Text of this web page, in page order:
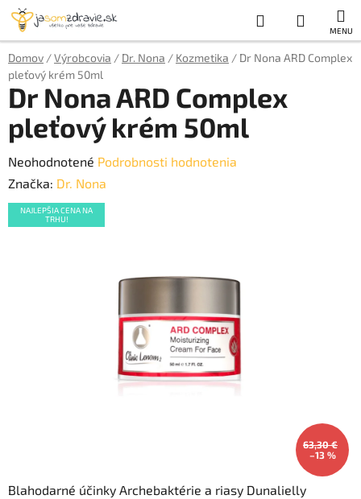
Prejsť
obsah
Hľadať
KOŠÍK
Domov /Výrobcovia / Dr. Nona / Kozmetika / Dr Nona ARD Complex
pleťový krém 50ml
Blahodarné účinky Archebaktérie a riasy Dunalielly
Dr Nona ARD Complex
pleťový krém 50ml
Priemerné
hodnotenie
produktu
je
Neohodnotené Podrobnosti hodnotenia
Značka: Dr. Nona
NAJLEPŠIA CENA NA
TRHU!
63,30 €
–13 %